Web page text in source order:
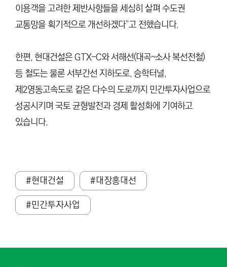
이용객을 고려한 제반사항들을 세심히 살펴 수도권
교통망을 획기적으로 개선하겠다”고 전했습니다.
한편, 현대건설은 GTX-C와 서해선(대곡~소사 복선전철)
등 철도는 물론 서부간선 지하도로, 승학터널,
제2영동고속도로 같은 다수의 도로까지 민간투자사업으로
성공시키며 국토 균형발전과 경제 활성화에 기여하고
있습니다.
#현대건설
#대장홍대선
#민간투자사업